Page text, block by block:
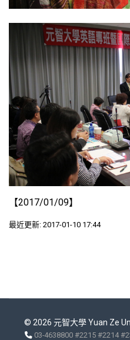
【2017/01/09】
最近更新: 2017-01-10 17:44
© 2026 元智大學 Yuan Ze
03-4638800 #2215 #2214